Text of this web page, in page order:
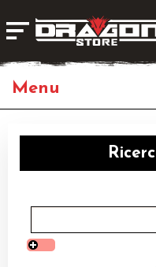
Giochi di Ruolo
Librigame
Fumetti & Romanzi